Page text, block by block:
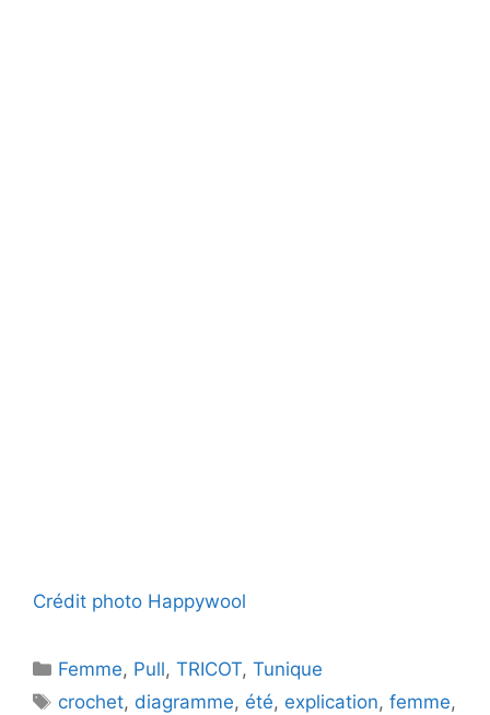
Crédit photo Happywool
Catégories
Femme, Pull,TRICOT,Tunique
Étiquettes
crochet, diagramme, été, explication,femme,